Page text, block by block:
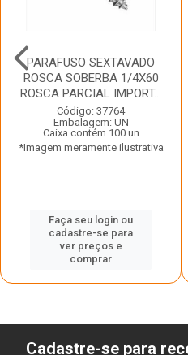
PARAFUSO SEXTAVADO
ROSCA SOBERBA 1/4X60
ROSCA PARCIAL IMPORT...
Código: 37764
Embalagem: UN
Caixa contém 100 un
*Imagem meramente ilustrativa
Faça seu login ou
cadastre-se para
ver preços e
comprar
Cadastre-se para